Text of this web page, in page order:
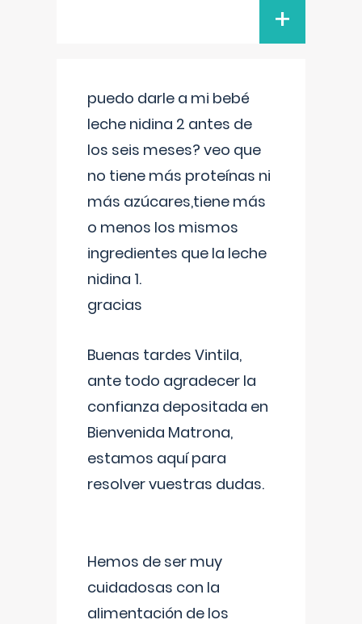
+
puedo darle a mi bebé
leche nidina 2 antes de
los seis meses? veo que
no tiene más proteínas ni
más azúcares,tiene más
o menos los mismos
ingredientes que la leche
nidina 1.
gracias
Buenas tardes Vintila,
ante todo agradecer la
confianza depositada en
Bienvenida Matrona,
estamos aquí para
resolver vuestras dudas.
Hemos de ser muy
cuidadosas con la
alimentación de los